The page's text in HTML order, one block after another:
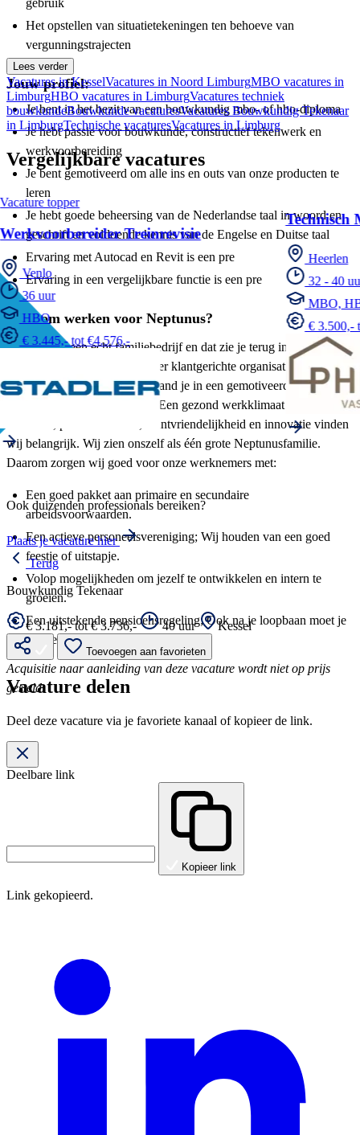
Het opstellen van situatietekeningen ten behoeve van
vergunningstrajecten
Jouw profiel:
Je bent in het bezit van een bouwkundig mbo- of hbo-diploma
Je hebt passie voor bouwkunde, constructief tekenwerk en
werkvoorbereiding
Je bent gemotiveerd om alle ins en outs van onze producten te
leren
Je hebt goede beheersing van de Nederlandse taal in woord en
geschrift en voldoende kennis van de Engelse en Duitse taal
Ervaring met Autocad en Revit is een pre
Ervaring in een vergelijkbare functie is een pre
Waarom werken voor Neptunus?
Neptunus is een echt familiebedrijf en dat zie je terug in onze
cultuur. Korte lijnen en een zeer klantgerichte organisatie staan bij
ons centraal. Bij Neptunus beland je in een gemotiveerd team met
een zeer informele werksfeer. Een gezond werkklimaat waarin
motivatie, professionaliteit, klantvriendelijkheid en innovatie vinden
wij belangrijk. Wij zien onszelf als één grote Neptunusfamilie.
Daarom zorgen wij goed voor onze werknemers met:
Een goed pakket aan primaire en secundaire
arbeidsvoorwaarden.
Een actieve personeelsvereniging; Wij houden van een goed
feestje of uitstapje.
Volop mogelijkheden om jezelf te ontwikkelen en intern te
groeien.
Een uitstekende pensioensregeling; Ook na je loopbaan moet je
kunnen genieten.
Acquisitie naar aanleiding van deze vacature wordt niet op prijs
gesteld.
Lees verder
Vacatures in KesselVacatures in Noord LimburgMBO vacatures in
LimburgHBO vacatures in LimburgVacatures techniek
bouwkundeBouwkunde vacaturesVacatures Bouwkundig Tekenaar
in LimburgTechnische vacaturesVacatures in Limburg
Vergelijkbare vacatures
Vacature topper
Werkvoorbereider Treinrevisie
Venlo
36 uur
HBO
€ 3.445,- tot €4.576,-
Technisch
Heerlen
32 - 40
MBO,
€ 3.500,-
Ook duizenden professionals bereiken?
Plaats je vacature hier
Terug
Bouwkundig Tekenaar
€ 3.181,- tot € 3.736,- 40 uur Kessel
Toevoegen aan favorieten
Vacature delen
Deel deze vacature via je favoriete kanaal of kopieer de link.
Deelbare link
Kopieer link
Link gekopieerd.